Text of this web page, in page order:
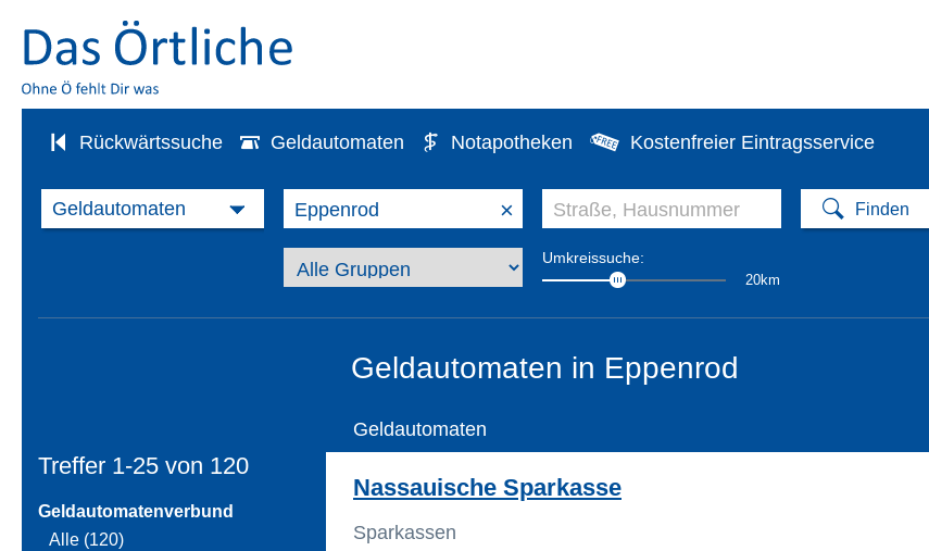
Rückwärtssuche Geldautomaten Notapotheken Kostenfreier Eintragsservice
×
Umkreissuche:
20km
Geldautomaten in Eppenrod
Treffer 1-25 von 120
Geldautomatenverbund
Alle (120)
Geldautomaten
Nassauische Sparkasse
Sparkassen